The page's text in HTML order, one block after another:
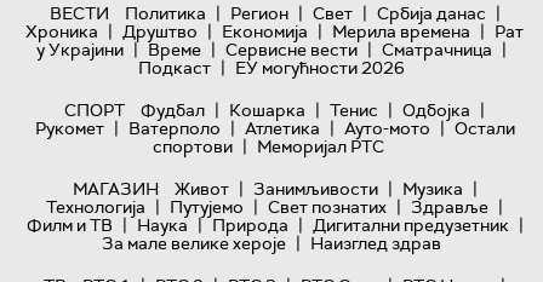
ВЕСТИ Политика | Регион | Свет | Србија данас |
Хроника | Друштво | Економија | Мерила времена | Рат
у Украјини | Време | Сервисне вести | Сматрачница |
Подкаст | ЕУ могућности 2026
СПОРТ
Фудбал | Кошарка | Тенис | Одбојка |
Рукомет | Ватерполо | Атлетика | Ауто-мото | Остали
спортови | Меморијал РТС
МАГАЗИН
Живот | Занимљивости | Музика |
Технологијa | Путујемо | Свет познатих | Здравље |
Филм и ТВ | Наука | Природа | Дигитални предузетник |
За мале велике хероје | Наизглед здрав